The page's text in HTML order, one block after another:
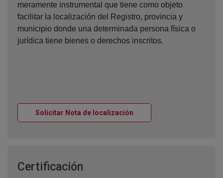
meramente instrumental que tiene como objeto
facilitar la localización del Registro, provincia y
municipio donde una determinada persona física o
jurídica tiene bienes o derechos inscritos.
Solicitar Nota de localización
Certificación